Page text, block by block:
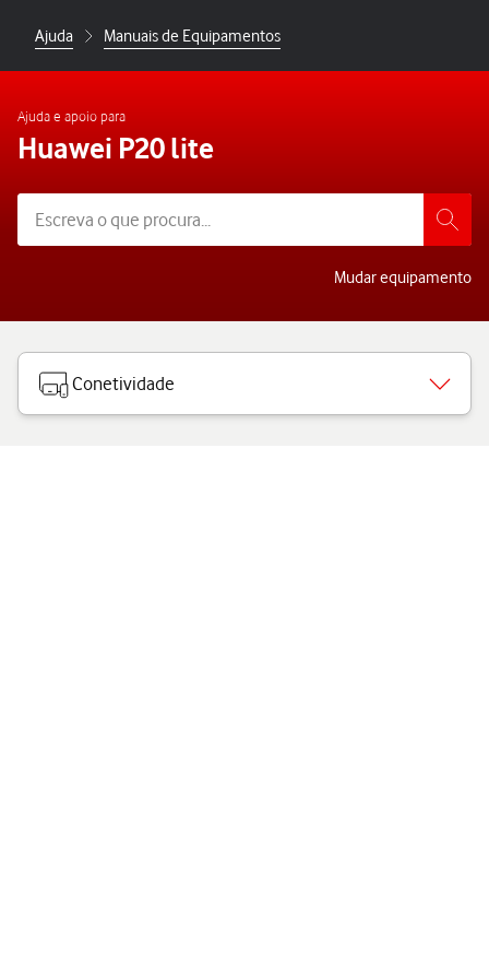
Ajuda Manuais de Equipamentos
Ajuda e apoio para
Huawei P20 lite
Mudar equipamento
Conetividade